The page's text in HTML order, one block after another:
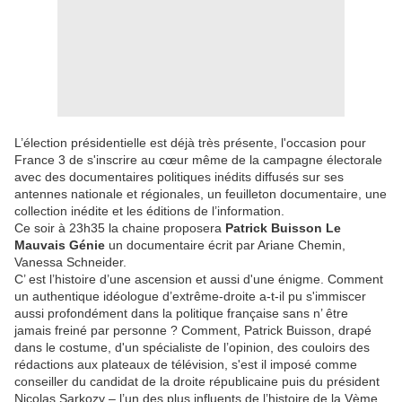
L’élection présidentielle est déjà très présente, l'occasion pour
France 3 de s'inscrire au cœur même de la campagne électorale
avec des documentaires politiques inédits diffusés sur ses
antennes nationale et régionales, un feuilleton documentaire, une
collection inédite et les éditions de l’information.
Ce soir à 23h35 la chaine proposera Patrick Buisson Le
Mauvais Génie un documentaire écrit par Ariane Chemin,
Vanessa Schneider.
C’ est l’histoire d’une ascension et aussi d'une énigme. Comment
un authentique idéologue d’extrême-droite a-t-il pu s'immiscer
aussi profondément dans la politique française sans n’ être
jamais freiné par personne ? Comment, Patrick Buisson, drapé
dans le costume, d'un spécialiste de l’opinion, des couloirs des
rédactions aux plateaux de télévision, s'est il imposé comme
conseiller du candidat de la droite républicaine puis du président
Nicolas Sarkozy – l’un des plus influents de l’histoire de la Vème